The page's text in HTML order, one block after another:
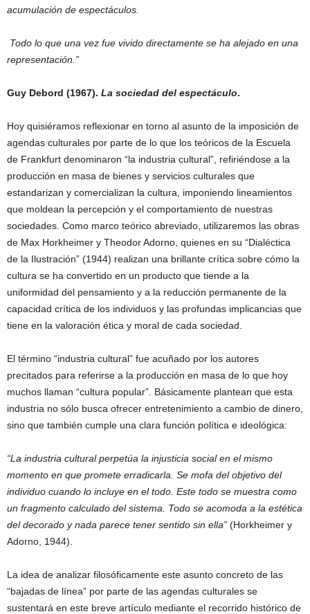
acumulación de espectáculos.
Todo lo que una vez fue vivido directamente se ha alejado en una
representación.”
Guy Debord (1967). La sociedad del espectáculo.
Hoy quisiéramos reflexionar en torno al asunto de la imposición de
agendas culturales por parte de lo que los teóricos de la Escuela
de Frankfurt denominaron “la industria cultural”, refiriéndose a la
producción en masa de bienes y servicios culturales que
estandarizan y comercializan la cultura, imponiendo lineamientos
que moldean la percepción y el comportamiento de nuestras
sociedades. Como marco teórico abreviado, utilizaremos las obras
de Max Horkheimer y Theodor Adorno, quienes en su “Dialéctica
de la Ilustración” (1944) realizan una brillante crítica sobre cómo la
cultura se ha convertido en un producto que tiende a la
uniformidad del pensamiento y a la reducción permanente de la
capacidad crítica de los individuos y las profundas implicancias que
tiene en la valoración ética y moral de cada sociedad.
El término “industria cultural” fue acuñado por los autores
precitados para referirse a la producción en masa de lo que hoy
muchos llaman “cultura popular”. Básicamente plantean que esta
industria no sólo busca ofrecer entretenimiento a cambio de dinero,
sino que también cumple una clara función política e ideológica:
“La industria cultural perpetúa la injusticia social en el mismo
momento en que promete erradicarla. Se mofa del objetivo del
individuo cuando lo incluye en el todo. Este todo se muestra como
un fragmento calculado del sistema. Todo se acomoda a la estética
del decorado y nada parece tener sentido sin ella” (Horkheimer y
Adorno, 1944).
La idea de analizar filosóficamente este asunto concreto de las
“bajadas de línea” por parte de las agendas culturales se
sustentará en este breve artículo mediante el recorrido histórico de